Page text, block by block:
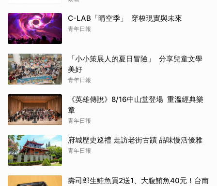
C-LAB「晴空季」 穿梭現實與未來
青年日報
「小小策展人的夏日冒險」 分享兒童文學
美好
青年日報
《英雄傳說》8/16中山堂登場 重溫經典樂
章
青年日報
府城歷史巡禮 走訪老街古蹟 品味慢活優雅
青年日報
壽司郎生鮭魚買2送1、大腹鮪魚40元！台南